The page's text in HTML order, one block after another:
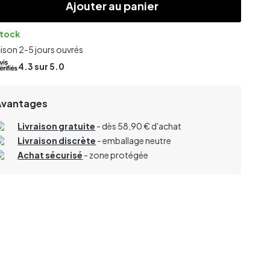
Ajouter au panier
2-5 jours ouvrés
4.3sur 5.0
Livraison gratuite - dès 58,90 € d'achat
Livraison discrète - emballage neutre
Achat sécurisé - zone protégée